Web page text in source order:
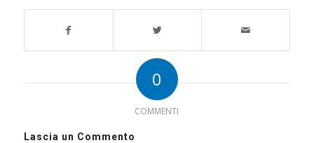
0
COMMENTI
Lascia un Commento